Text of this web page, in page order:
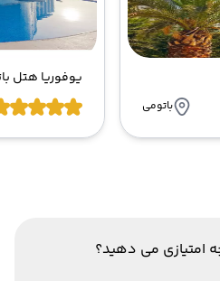
باتومی
یوفوریا هتل
امتیازی می دهید؟